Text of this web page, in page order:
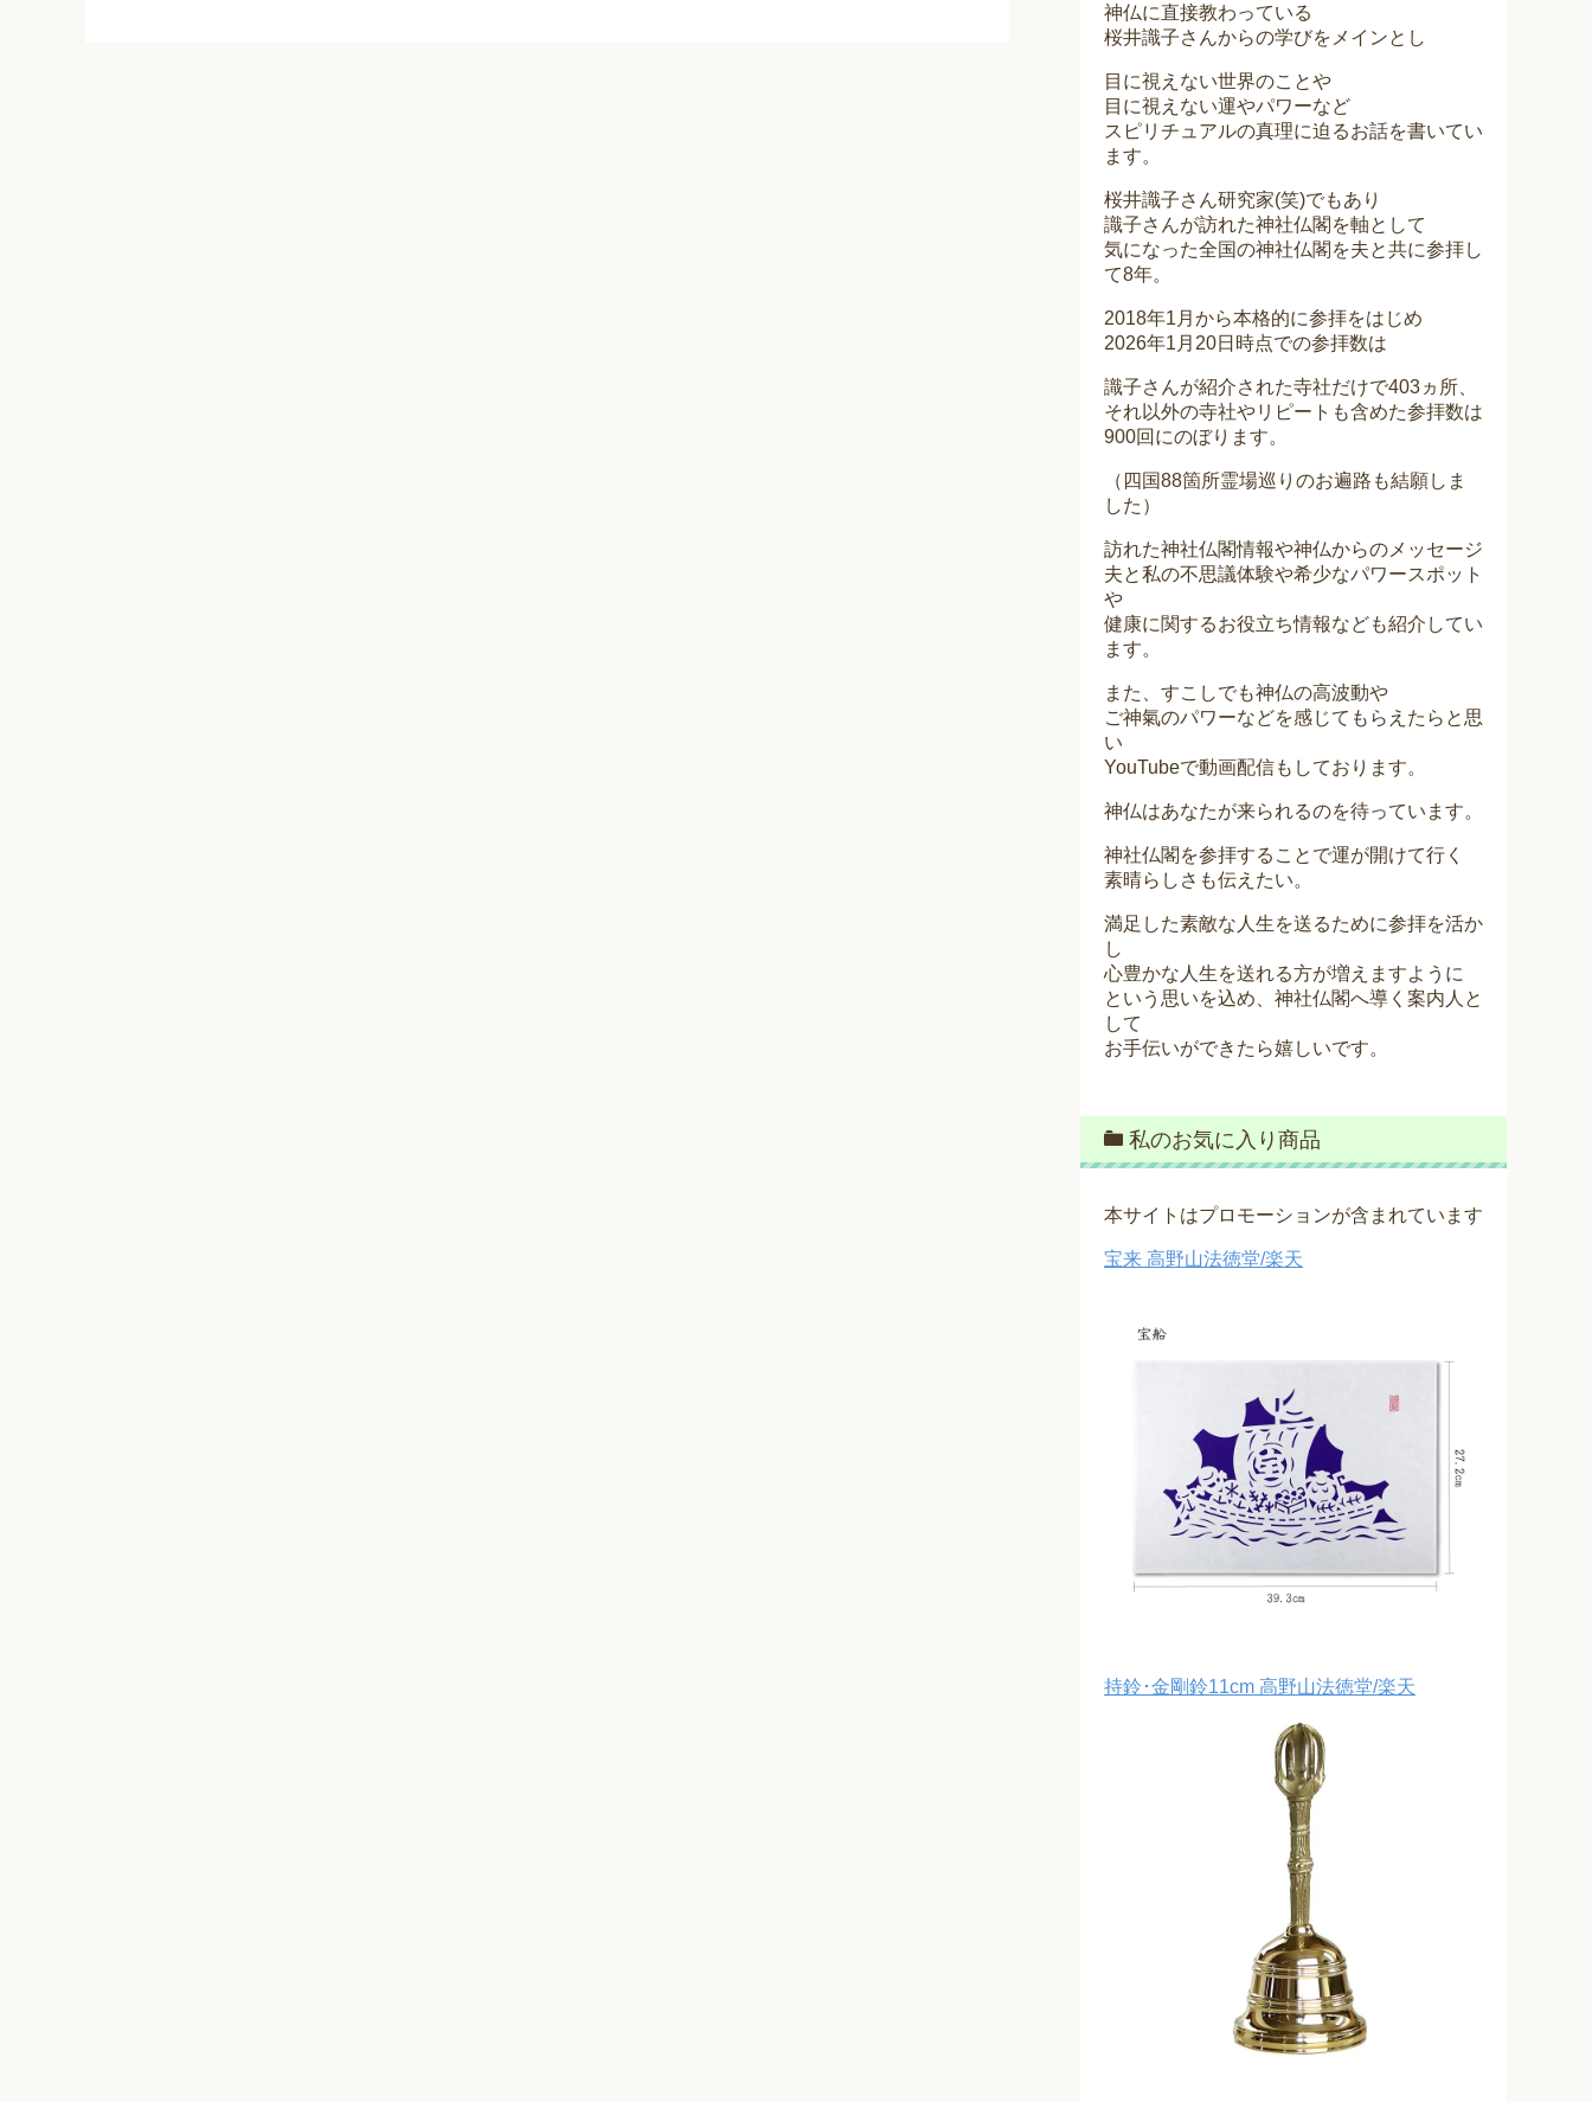
神仏に直接教わっている
桜井識子さんからの学びをメインとし
目に視えない世界のことや
目に視えない運やパワーなど
スピリチュアルの真理に迫るお話を書いてい
ます。
桜井識子さん研究家(笑)でもあり
識子さんが訪れた神社仏閣を軸として
気になった全国の神社仏閣を夫と共に参拝し
て8年。
2018年1月から本格的に参拝をはじめ
2026年1月20日時点での参拝数は
識子さんが紹介された寺社だけで403ヵ所、
それ以外の寺社やリピートも含めた参拝数は
900回にのぼります。
（四国88箇所霊場巡りのお遍路も結願しま
した）
訪れた神社仏閣情報や神仏からのメッセージ
夫と私の不思議体験や希少なパワースポット
や
健康に関するお役立ち情報なども紹介してい
ます。
また、すこしでも神仏の高波動や
ご神氣のパワーなどを感じてもらえたらと思
い
YouTubeで動画配信もしております。
神仏はあなたが来られるのを待っています。
神社仏閣を参拝することで運が開けて行く
素晴らしさも伝えたい。
満足した素敵な人生を送るために参拝を活か
し
心豊かな人生を送れる方が増えますように
という思いを込め、神社仏閣へ導く案内人と
して
お手伝いができたら嬉しいです。
私のお気に入り商品
本サイトはプロモーションが含まれています
宝来 高野山法徳堂/楽天
持鈴･金剛鈴11cm 高野山法徳堂/楽天